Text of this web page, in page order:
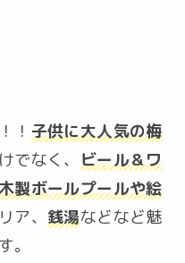
！ 子供に大人気の梅
でなく、 ビール＆ワ
木製ボールプールや絵
ア、 銭湯などなど魅
。